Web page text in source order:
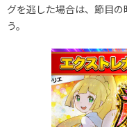
グを逃した場合は、節目
う。